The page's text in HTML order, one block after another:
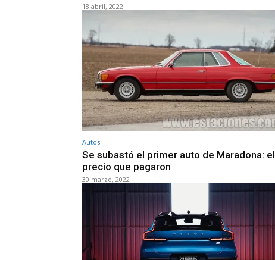
18 abril, 2022
Autos
Se subastó el primer auto de Maradona: el
precio que pagaron
30 marzo, 2022